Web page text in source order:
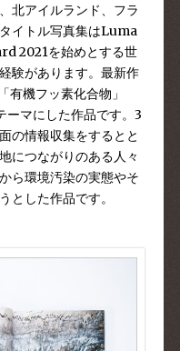
北アイルランド、フラ
イトル写真集はLuma
2021を始めとする世
験があります。最新作
有機フッ素化合物」
ーマにした作品です。3
の情報収集をするとと
につながりのある人々
ら環境汚染の実態やそ
とした作品です。